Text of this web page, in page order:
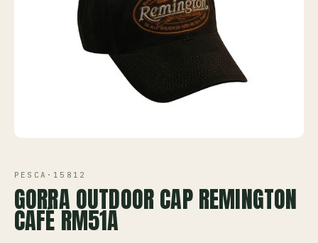
Contáctanos
PESCA · 15812
GORRA OUTDOOR CAP REMINGTON
CAFÉ RM51A